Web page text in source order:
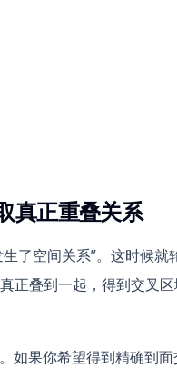
真正重叠关系
了空间关系”。这时候就
正叠到一起，得到交叉
如果你希望得到精确到